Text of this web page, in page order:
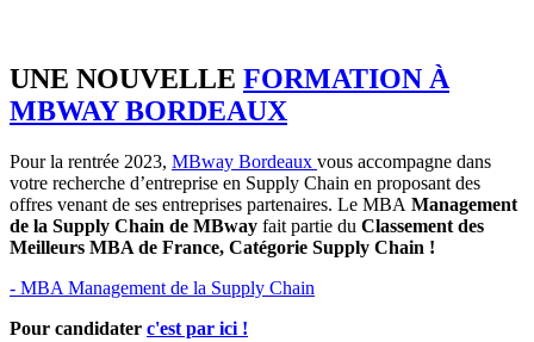
UNE NOUVELLE FORMATION À
MBWAY BORDEAUX
Pour la rentrée 2023, MBway Bordeaux vous accompagne dans
votre recherche d’entreprise en Supply Chain en proposant des
offres venant de ses entreprises partenaires. Le MBA Management
de la Supply Chain de MBway fait partie du Classement des
Meilleurs MBA de France, Catégorie Supply Chain !
- MBA Management de la Supply Chain
Pour candidater c'est par ici !